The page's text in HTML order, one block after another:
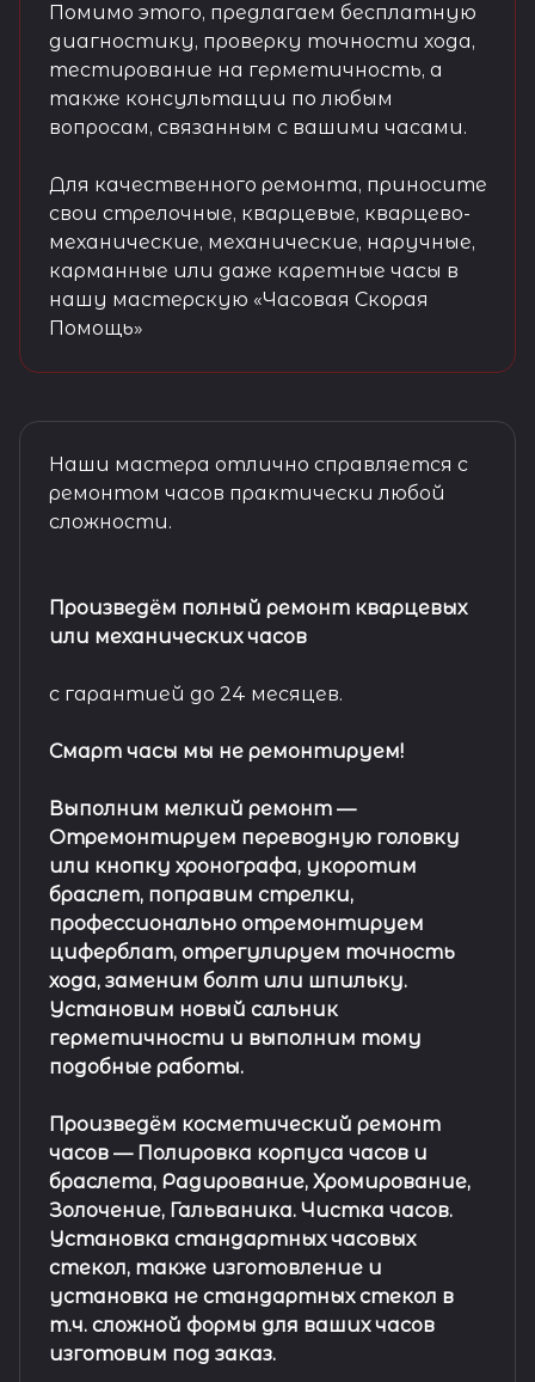
Помимо этого, предлагаем бесплатную
диагностику, проверку точности хода,
тестирование на герметичность, а
также консультации по любым
вопросам, связанным с вашими часами.
Для качественного ремонта, приносите
свои стрелочные, кварцевые, кварцево-
механические, механические, наручные,
карманные или даже каретные часы в
нашу мастерскую «Часовая Скорая
Помощь»
Наши мастера отлично справляется с
ремонтом часов практически любой
сложности.
Произведём полный ремонт кварцевых
или механических часов
с гарантией до 24 месяцев.
Смарт часы мы не ремонтируем!
Выполним мелкий ремонт —
Отремонтируем переводную головку
или кнопку хронографа, укоротим
браслет, поправим стрелки,
профессионально отремонтируем
циферблат, отрегулируем точность
хода, заменим болт или шпильку.
Установим новый сальник
герметичности и выполним тому
подобные работы.
Произведём косметический ремонт
часов — Полировка корпуса часов и
браслета, Радирование, Хромирование,
Золочение, Гальваника. Чистка часов.
Установка стандартных часовых
стекол, также изготовление и
установка не стандартных стекол в
т.ч. сложной формы для ваших часов
изготовим под заказ.